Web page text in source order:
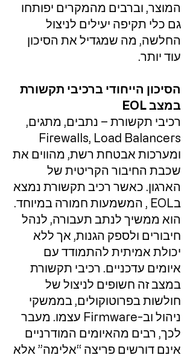
המוצר, וברבים מהמקרים יפותחו
גם כלי תקיפה יעילים לניצול
החלשה, מה שמגדיל את הסיכון
עוד יותר.
הסיכון הייחודי ברכיבי תקשורת
במצב EOL
רכיבי תקשורת – נתבים, מתגים,
Firewalls, Load Balancers
ומערכות אבטחת רשת, מהווים את
שכבת החיבור הקריטית של
הארגון. כאשר רכיב תקשורת נמצא
בEOL , המשמעות חמורה במיוחד.
הוא ממשיך לנתב תעבורה, לנהל
חיבורים ולספק הגנות, אך ללא
יכולת אמיתית להתמודד עם
איומים עדכניים. רכיבי תקשורת
במצב זה חשופים לניצול של
חולשות בפרוטוקולים, בממשקי
ניהול וב-Firmware עצמו. מעבר
לכך, רבים מהאיומים המודרניים
אינם דורשים פריצה “אלימה” אלא